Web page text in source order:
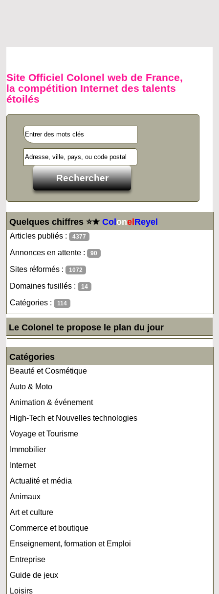
Site Officiel Colonel web de France,
la compétition Internet des talents
étoilés
Quelques chiffres ⭐★ColonelReyel
Articles publiés : 4377
Annonces en attente : 90
Sites réformés : 1072
Domaines fusillés : 14
Catégories : 114
Le Colonel te propose le plan du jour
Catégories
Beauté et Cosmétique
Auto & Moto
Animation & événement
High-Tech et Nouvelles technologies
Voyage et Tourisme
Immobilier
Internet
Actualité et média
Animaux
Art et culture
Commerce et boutique
Enseignement, formation et Emploi
Entreprise
Guide de jeux
Loisirs